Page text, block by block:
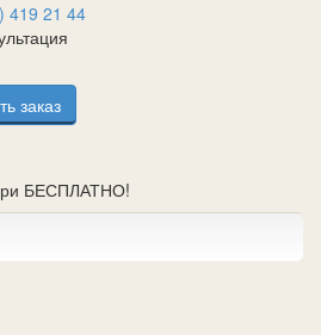
419 21 44
заказ
БЕСПЛАТНО!